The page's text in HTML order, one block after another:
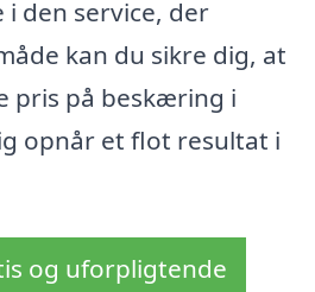
den service, der
kan du sikre dig, at
pris på beskæring i
opnår et flot resultat i
og uforpligtende